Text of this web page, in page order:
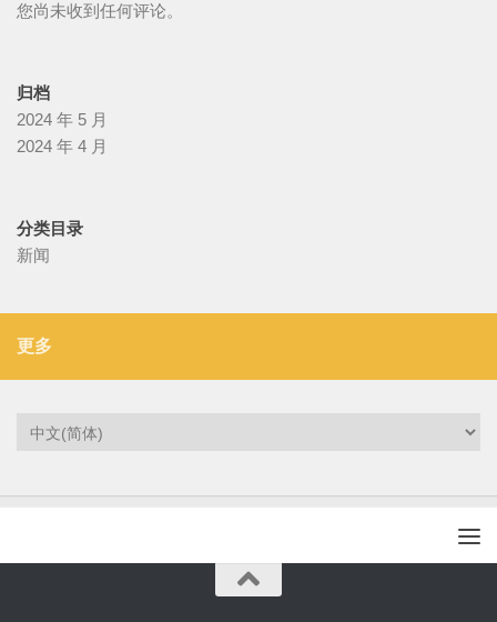
您尚未收到任何评论。
归档
2024 年 5 月
2024 年 4 月
分类目录
新闻
更多